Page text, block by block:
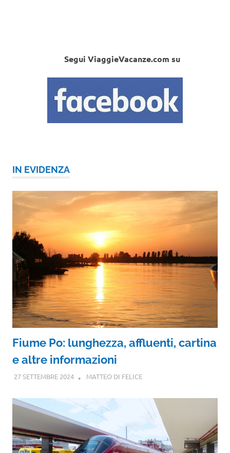
Segui ViaggieVacanze.com su
IN EVIDENZA
Fiume Po: lunghezza, affluenti, cartina
e altre informazioni
27 SETTEMBRE 2024 MATTEO DI FELICE